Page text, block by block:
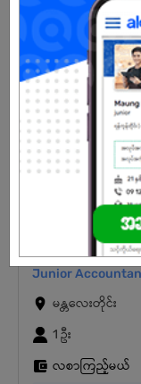
အရောင်းကိုယ်စားလှယ်
ရန်ကုန်တိုင်း
5 ဦး
လစာကြည့်မယ်
Junior
မန္တလေးတိုင်း
1 ဦး
လစာကြည့်မယ်